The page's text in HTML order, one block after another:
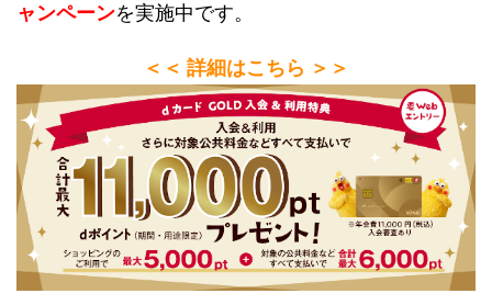
ャンペーンを実施中です。
＜＜ 詳細はこちら ＞＞